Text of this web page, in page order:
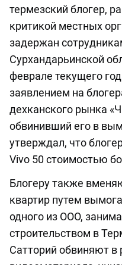
термезский блогер,
критикой местных
задержан
Сурхандарьинской
феврале текущего
заявлением на
дехканского рынка
обвинивший его в
утверждал, что
Vivo 50 стоимостью
Блогеру также
квартир путем
одного из ООО,
строительством в
Сатторий обвиняют в